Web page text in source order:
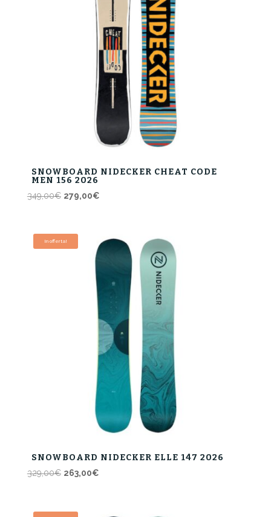
SNOWBOARD NIDECKER CHEAT CODE
MEN 156 2026
349,00€ Il
era:
349,00€.
279,00€Il
279,00€.
In offerta!
SNOWBOARD NIDECKER ELLE 147 2026
329,00€ Il
era:
263,00€Il